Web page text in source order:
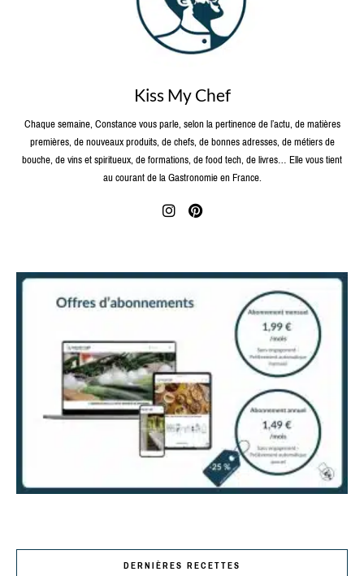
Kiss My Chef
Chaque semaine, Constance vous parle, selon la pertinence de l’actu, de matières
premières, de nouveaux produits, de chefs, de bonnes adresses, de métiers de
bouche, de vins et spiritueux, de formations, de food tech, de livres… Elle vous tient
au courant de la Gastronomie en France.
DERNIÈRES RECETTES